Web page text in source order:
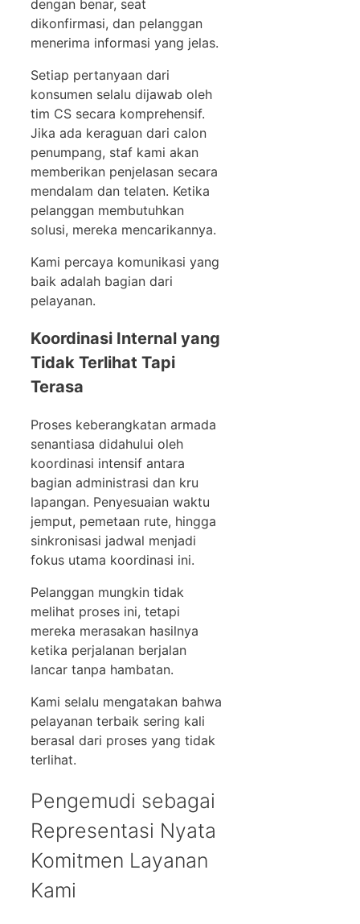
dengan benar, seat
dikonfirmasi, dan pelanggan
menerima informasi yang jelas.
Setiap pertanyaan dari
konsumen selalu dijawab oleh
tim CS secara komprehensif.
Jika ada keraguan dari calon
penumpang, staf kami akan
memberikan penjelasan secara
mendalam dan telaten. Ketika
pelanggan membutuhkan
solusi, mereka mencarikannya.
Kami percaya komunikasi yang
baik adalah bagian dari
pelayanan.
Koordinasi Internal yang
Tidak Terlihat Tapi
Terasa
Proses keberangkatan armada
senantiasa didahului oleh
koordinasi intensif antara
bagian administrasi dan kru
lapangan. Penyesuaian waktu
jemput, pemetaan rute, hingga
sinkronisasi jadwal menjadi
fokus utama koordinasi ini.
Pelanggan mungkin tidak
melihat proses ini, tetapi
mereka merasakan hasilnya
ketika perjalanan berjalan
lancar tanpa hambatan.
Kami selalu mengatakan bahwa
pelayanan terbaik sering kali
berasal dari proses yang tidak
terlihat.
Pengemudi sebagai
Representasi Nyata
Komitmen Layanan
Kami